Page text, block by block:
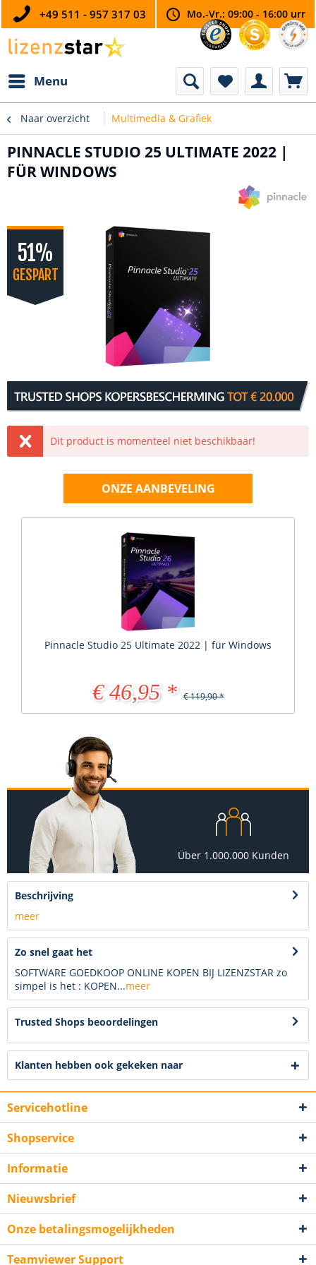
+49 511 - 957 317 03 Mo.-Vr.: 09:00 - 16:00 urr
Menu
Naar overzicht Multimedia & Grafiek
PINNACLE STUDIO 25 ULTIMATE 2022 |
FÜR WINDOWS
51%
GESPART
Dit product is momenteel niet beschikbaar!
ONZE AANBEVELING
Pinnacle Studio 25 Ultimate 2022 | für Windows
€ 46,95 * € 119,90 *
Über 1.000.000 Kunden
Beschrijving
meer
Zo snel gaat het
SOFTWARE GOEDKOOP ONLINE KOPEN BIJ LIZENZSTAR zo
simpel is het : KOPEN...meer
Trusted Shops beoordelingen
Klanten hebben ook gekeken naar
Servicehotline
Shopservice
Informatie
Nieuwsbrief
Onze betalingsmogelijkheden
Teamviewer Support